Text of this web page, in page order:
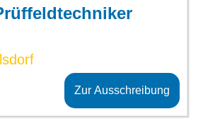
Zur Ausschreibung